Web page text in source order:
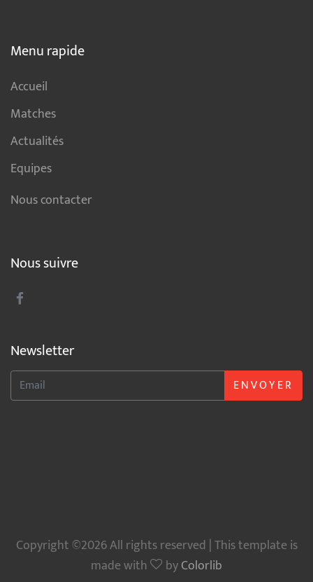
Menu rapide
Accueil
Matches
Actualités
Equipes
Nous contacter
Nous suivre
Newsletter
ENVOYER
Copyright ©2026 All rights reserved | This template is
made with
byColorlib